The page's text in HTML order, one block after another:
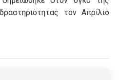
τον Απρίλιο